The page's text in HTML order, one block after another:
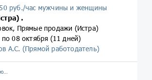
руб./час мужчины и женщины
.
Прямые продажи (Истра)
по 08 октября (11 дней)
А.С. (Прямой работодатель)